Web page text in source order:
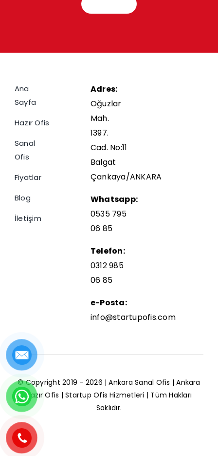
Ana
Sayfa
Hazır Ofis
Sanal
Ofis
Fiyatlar
Blog
İletişim
Adres:
Oğuzlar
Mah.
1397.
Cad. No:11
Balgat
Çankaya/ANKARA
Whatsapp:
0535 795
06 85
Telefon:
0312 985
06 85
e-Posta:
info@startupofis.com
© Copyright 2019 - 2026 |Ankara Sanal Ofis |Ankara
HazırOfis | Startup Ofis Hizmetleri | Tüm Hakları
Saklıdır.